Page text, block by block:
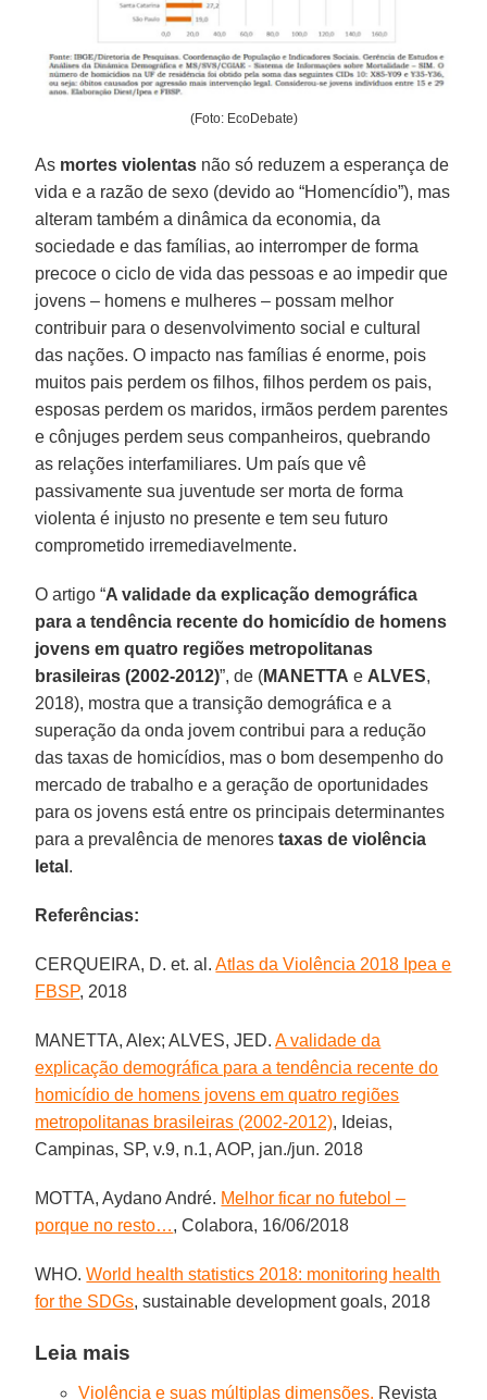
(Foto: EcoDebate)
As mortes violentas não só reduzem a esperança de
vida e a razão de sexo (devido ao “Homencídio”), mas
alteram também a dinâmica da economia, da
sociedade e das famílias, ao interromper de forma
precoce o ciclo de vida das pessoas e ao impedir que
jovens – homens e mulheres – possam melhor
contribuir para o desenvolvimento social e cultural
das nações. O impacto nas famílias é enorme, pois
muitos pais perdem os filhos, filhos perdem os pais,
esposas perdem os maridos, irmãos perdem parentes
e cônjuges perdem seus companheiros, quebrando
as relações interfamiliares. Um país que vê
passivamente sua juventude ser morta de forma
violenta é injusto no presente e tem seu futuro
comprometido irremediavelmente.
O artigo “A validade da explicação demográfica
para a tendência recente do homicídio de homens
jovens em quatro regiões metropolitanas
brasileiras (2002-2012)”, de (MANETTA e ALVES,
2018), mostra que a transição demográfica e a
superação da onda jovem contribui para a redução
das taxas de homicídios, mas o bom desempenho do
mercado de trabalho e a geração de oportunidades
para os jovens está entre os principais determinantes
para a prevalência de menorestaxas de violência
letal .
Referências:
CERQUEIRA, D. et. al.Atlas da Violência 2018 Ipea e
FBSP, 2018
MANETTA, Alex; ALVES, JED.A validade da
explicação demográfica para a tendência recente do
homicídio de homens jovens em quatro regiões
metropolitanas brasileiras (2002-2012), Ideias,
Campinas, SP, v.9, n.1, AOP, jan./jun. 2018
MOTTA, Aydano André. Melhor ficar no futebol –
porque no resto…, Colabora, 16/06/2018
WHO.World health statistics 2018: monitoring health
for the SDGs, sustainable development goals, 2018
Leia mais
Violência e suas múltiplas dimensões. Revista